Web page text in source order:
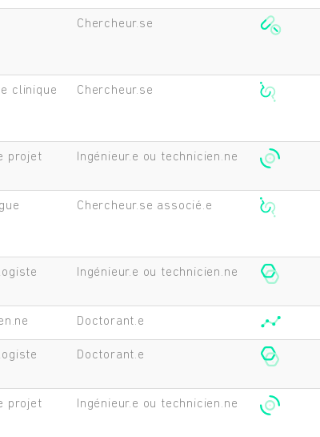
Rechercher
Chercheur.se
clinique Chercheur.se
projet Ingénieur.e ou technicien.ne
Chercheur.se associé.e
Ingénieur.e ou technicien.ne
Doctorant.e
Doctorant.e
projet Ingénieur.e ou technicien.ne